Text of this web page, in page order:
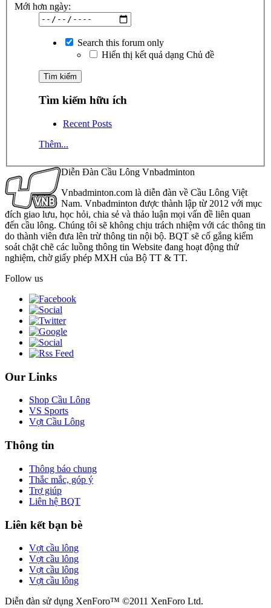
Mới hơn ngày:
Search this forum only
Hiển thị kết quả dạng Chủ đề
Tìm kiếm hữu ích
Recent Posts
Thêm...
Diễn Đàn Cầu Lông Vnbadminton
Vnbadminton.com là diễn đàn về Cầu Lông Việt
Nam. Vnbadminton được thành lập từ 2012 với mục
đích giao lưu, học hỏi, chia sẻ và thảo luận mọi vấn đề liên quan
đến cầu lông. Chúng tôi sẽ không chịu trách nhiệm với các thông tin
do thành viên đưa lên trừ thông tin nội bộ. BQT sẽ cố gắng kiểm
soát chặt chẽ các luồng thông tin Website đang hoạt động thử
nghiệm, chờ giấy phép MXH của Bộ TT & TT.
Follow us
Our Links
Shop Cầu Lông
VS Sports
Vợt Cầu Lông
Thông tin
Thông báo chung
Thắc mắc, góp ý
Trợ giúp
Liên hệ BQT
Liên kết bạn bè
Vợt cầu lông
Vợt cầu lông
Vợt cầu lông
Vợt cầu lông
Diễn đàn sử dụng XenForo™ ©2011 XenForo Ltd.